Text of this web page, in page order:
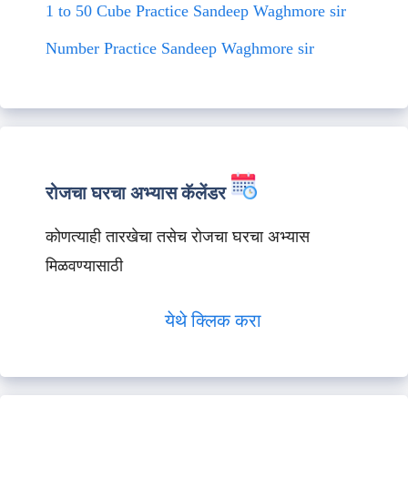
1 to 50 Cube Practice Sandeep Waghmore sir
Number Practice Sandeep Waghmore sir
रोजचा घरचा अभ्यास कॅलेंडर
कोणत्याही तारखेचा तसेच रोजचा घरचा अभ्यास
मिळवण्यासाठी
येथे क्लिक करा